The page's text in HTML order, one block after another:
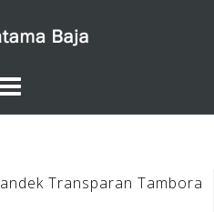
Transparan Tambora